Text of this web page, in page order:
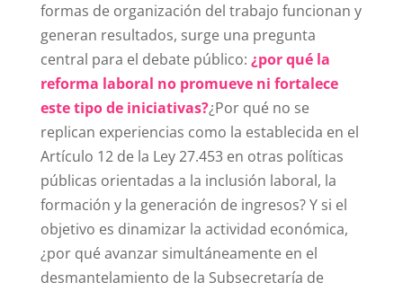
formas de organización del trabajo funcionan y
generan resultados, surge una pregunta
central para el debate público: ¿por qué la
reforma laboral no promueve ni fortalece
este tipo de iniciativas?¿Por qué no se
replican experiencias como la establecida en el
Artículo 12 de la Ley 27.453 en otras políticas
públicas orientadas a la inclusión laboral, la
formación y la generación de ingresos? Y si el
objetivo es dinamizar la actividad económica,
¿por qué avanzar simultáneamente en el
desmantelamiento de la Subsecretaría de